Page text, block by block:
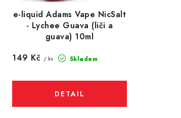
e-liquid Adams Vape NicSalt
- Lychee Guava (liči a
guava) 10ml
Skladem
149 Kč / ks